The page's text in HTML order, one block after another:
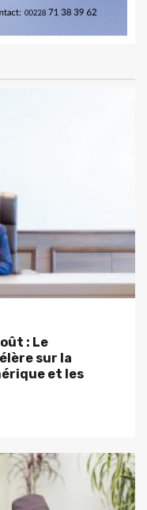
: Le
sur la
et les